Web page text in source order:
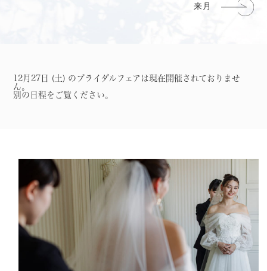
12月27日 (土) のブライダルフェアは現在開催されておりませ
ん。
別の日程をご覧ください。